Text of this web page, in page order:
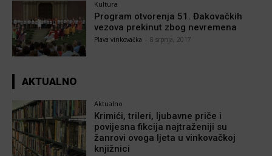
Kultura
Program otvorenja 51. Đakovačkih
vezova prekinut zbog nevremena
Plava vinkovačka 8 srpnja, 2017
AKTUALNO
Aktualno
Krimići, trileri, ljubavne priče i
povijesna fikcija najtraženiji su
žanrovi ovoga ljeta u vinkovačkoj
knjižnici